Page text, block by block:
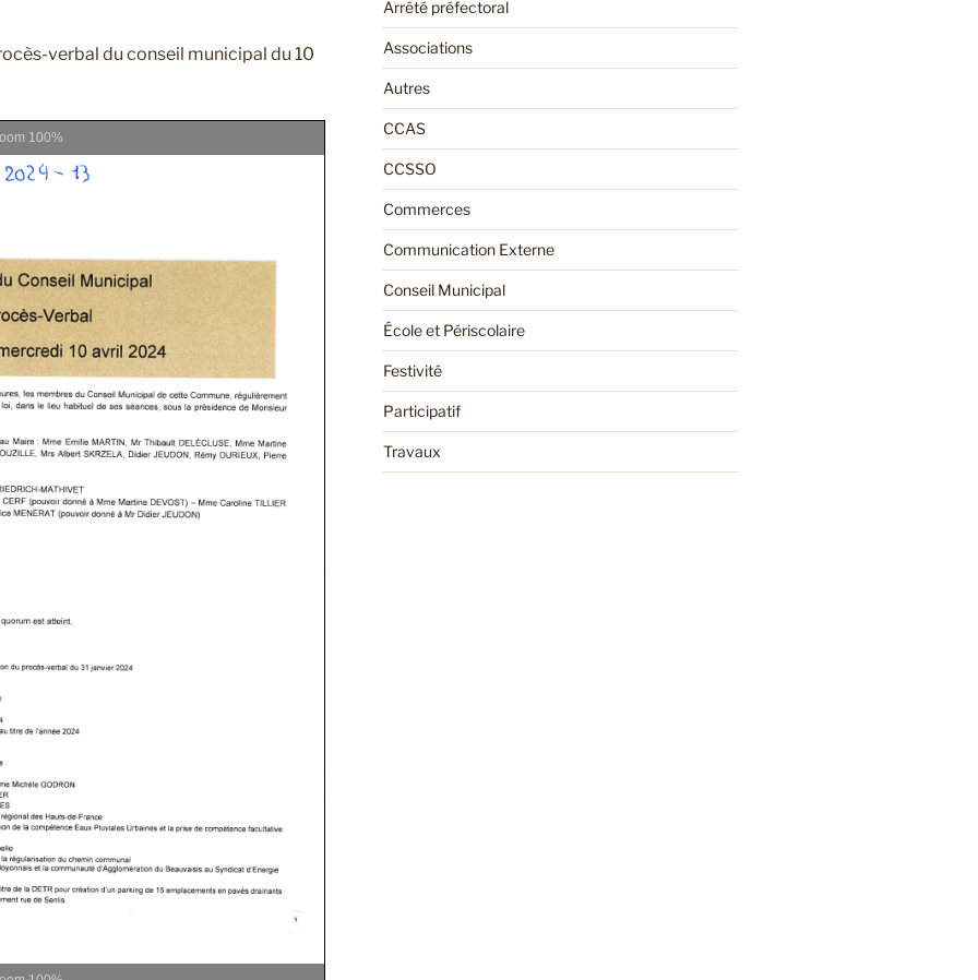
verbal du conseil municipal du 10
100%
Arrêté préfectoral
Associations
Autres
CCAS
CCSSO
Commerces
Communication Externe
Conseil Municipal
École et Périscolaire
Festivité
Participatif
Travaux